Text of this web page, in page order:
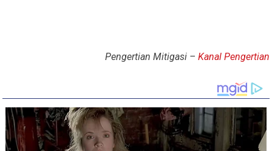
Pengertian Mitigasi – Kanal Pengertian